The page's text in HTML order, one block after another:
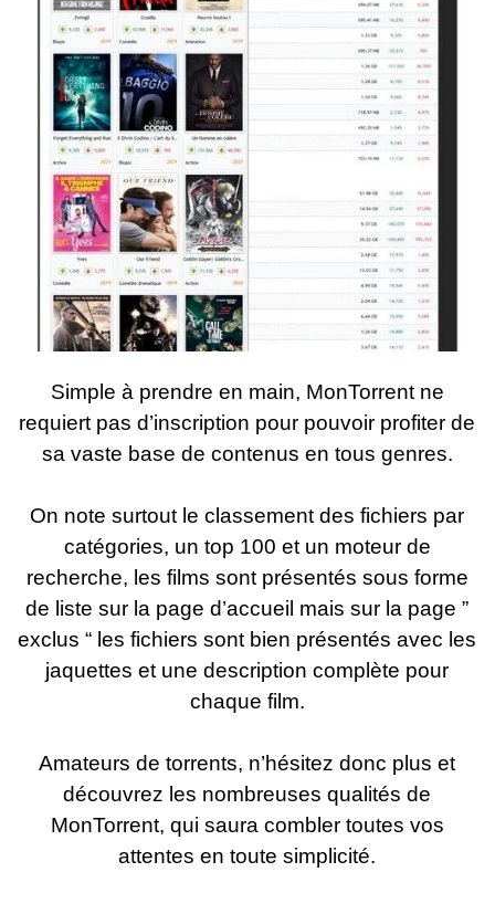
Simple à prendre en main, MonTorrent ne
requiert pas d’inscription pour pouvoir profiter de
sa vaste base de contenus en tous genres.
On note surtout le classement des fichiers par
catégories, un top 100 et un moteur de
recherche, les films sont présentés sous forme
de liste sur la page d’accueil mais sur la page ”
exclus “ les fichiers sont bien présentés avec les
jaquettes et une description complète pour
chaque film.
Amateurs de torrents, n’hésitez donc plus et
découvrez les nombreuses qualités de
MonTorrent, qui saura combler toutes vos
attentes en toute simplicité.